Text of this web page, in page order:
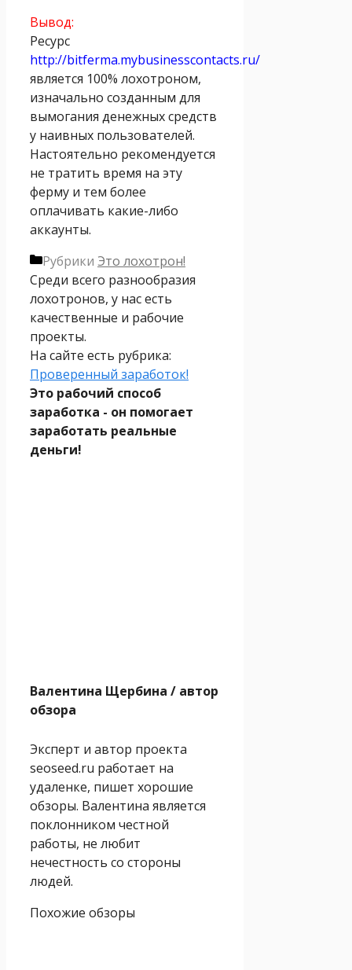
Вывод:
Ресурс
http://bitferma.mybusinesscontacts.ru/
является 100% лохотроном,
изначально созданным для
вымогания денежных средств
у наивных пользователей.
Настоятельно рекомендуется
не тратить время на эту
ферму и тем более
оплачивать какие-либо
аккаунты.
Рубрики Это лохотрон!
Среди всего разнообразия
лохотронов, у нас есть
качественные и рабочие
проекты.
На сайте есть рубрика:
Проверенный заработок!
Это рабочий способ
заработка - он помогает
заработать реальные
деньги!
Валентина Щербина / автор
обзора
Эксперт и автор проекта
seoseed.ru работает на
удаленке, пишет хорошие
обзоры. Валентина является
поклонником честной
работы, не любит
нечестность со стороны
людей.
Похожие обзоры